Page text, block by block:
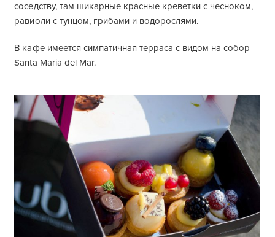
соседству, там шикарные красные креветки с чесноком,
равиоли с тунцом, грибами и водорослями.
В кафе имеется симпатичная терраса с видом на собор
Santa Maria del Mar.